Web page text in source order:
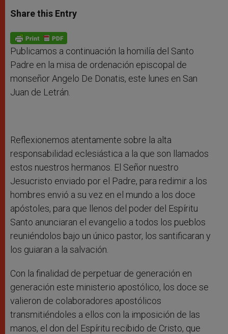
t
s
p
p
s
e
g
e
r
e
b
o
k
Share this Entry
Publicamos a continuación la homilía del Santo
Padre en la misa de ordenación episcopal de
monseñor Angelo De Donatis, este lunes en San
Juan de Letrán.
Reflexionemos atentamente sobre la alta
responsabilidad eclesiástica a la que son llamados
estos nuestros hermanos. El Señor nuestro
Jesucristo enviado por el Padre, para redimir a los
hombres envió a su vez en el mundo a los doce
apóstoles, para que llenos del poder del Espíritu
Santo anunciaran el evangelio a todos los pueblos
reuniéndolos bajo un único pastor, los santificaran y
los guiaran a la salvación.
Con la finalidad de perpetuar de generación en
generación este ministerio apostólico, los doce se
valieron de colaboradores apostólicos
transmitiéndoles a ellos con la imposición de las
manos, el don del Espíritu recibido de Cristo, que